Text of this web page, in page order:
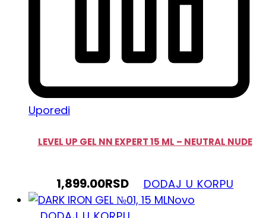
Uporedi
LEVEL UP GEL NN EXPERT 15 ML – NEUTRAL NUDE
1,899.00RSD
DODAJ U KORPU
Novo